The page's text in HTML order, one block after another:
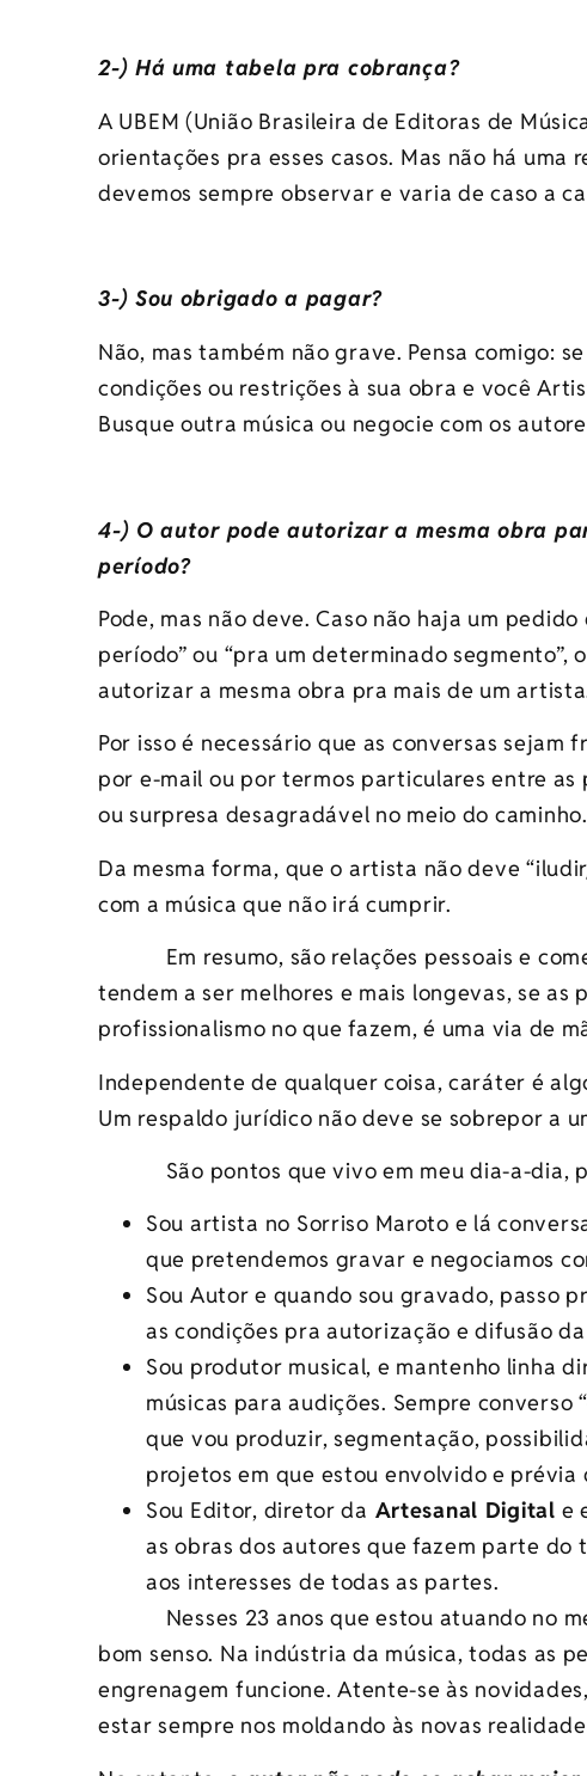
2-) Há uma tabela pra cobrança?
A UBEM (União Brasileira de Editoras de
orientações pra esses casos. Mas não há uma
devemos sempre observar e varia de caso a
3-) Sou obrigado a pagar?
Não, mas também não grave. Pensa comigo:
condições ou restrições à sua obra e você
Busque outra música ou negocie com os
4-) O autor pode autorizar a mesma obra
período?
Pode, mas não deve. Caso não haja um
período” ou “pra um determinado
autorizar a mesma obra pra mais de um
Por isso é necessário que as conversas
por e-mail ou por termos particulares entre
ou surpresa desagradável no meio do caminho.
Da mesma forma, que o artista não deve
com a música que não irá cumprir.
Em resumo, são relações pessoais e
tendem a ser melhores e mais longevas, se
profissionalismo no que fazem, é uma via de
Independente de qualquer coisa, caráter é
Um respaldo jurídico não deve se sobrepor a
São pontos que vivo em meu dia-a-dia,
Sou artista no Sorriso Maroto e lá
que pretendemos gravar e negociamos
Sou Autor e quando sou gravado, passo
as condições pra autorização e difusão
Sou produtor musical, e mantenho linha
músicas para audições. Sempre converso
que vou produzir, segmentação,
projetos em que estou envolvido e prévia
Sou Editor, diretor da Artesanal Digital e
as obras dos autores que fazem parte do
aos interesses de todas as partes.
Nesses 23 anos que estou atuando no
bom senso. Na indústria da música, todas as
engrenagem funcione. Atente-se às
estar sempre nos moldando às novas